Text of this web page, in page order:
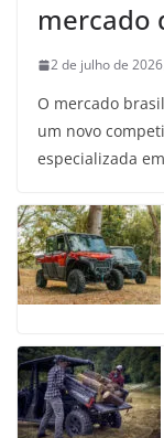
mercado
2 de julho de 2026
O mercado
um novo
especializada